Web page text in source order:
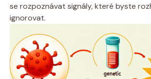
se rozpoznávat signály, které byste
ignorovat.